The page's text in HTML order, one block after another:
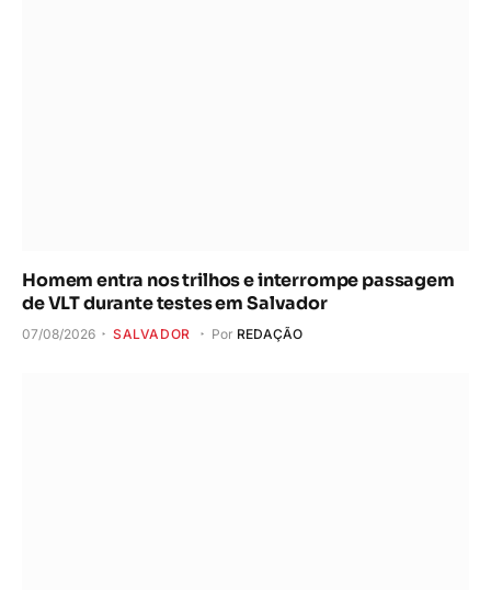
Homem entra nos trilhos e interrompe passagem
de VLT durante testes em Salvador
07/08/2026 SALVADOR Por REDAÇÃO